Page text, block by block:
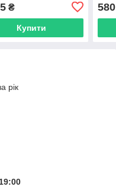
₴
Купити
580
рік